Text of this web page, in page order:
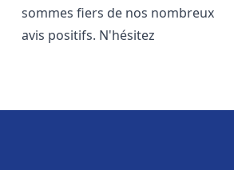
sommes fiers de nos nombreux
avis positifs. N'hésitez